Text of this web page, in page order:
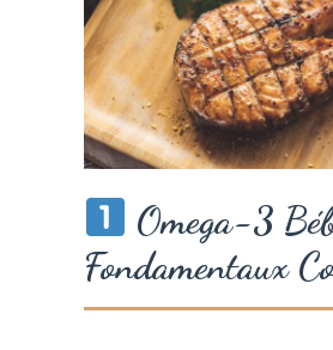
Omega-3
Fondamentaux